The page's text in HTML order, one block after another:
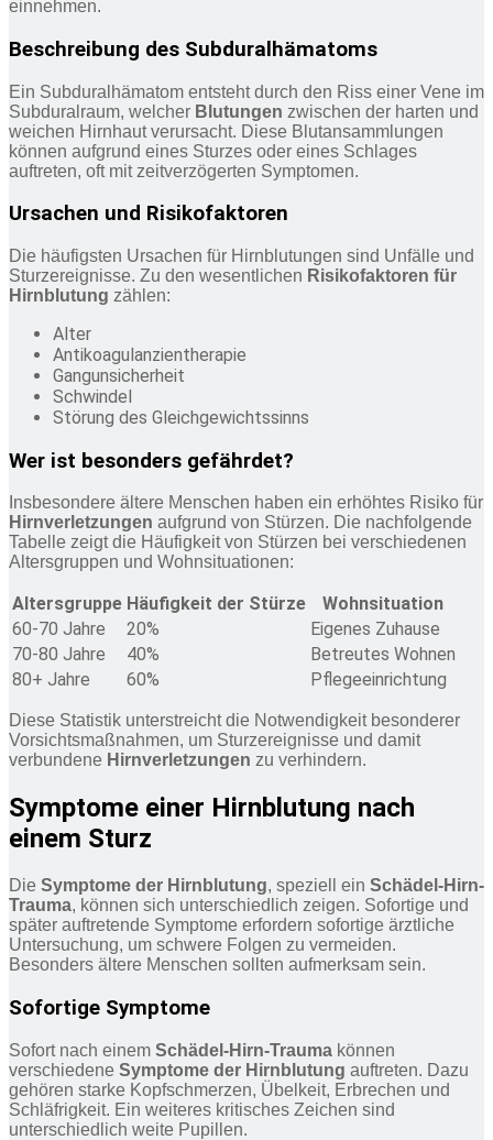
einnehmen.
Beschreibung des Subduralhämatoms
Ein Subduralhämatom entsteht durch den Riss einer Vene im
Subduralraum, welcher Blutungen zwischen der harten und
weichen Hirnhaut verursacht. Diese Blutansammlungen
können aufgrund eines Sturzes oder eines Schlages
auftreten, oft mit zeitverzögerten Symptomen.
Ursachen und Risikofaktoren
Die häufigsten Ursachen für Hirnblutungen sind Unfälle und
Sturzereignisse. Zu den wesentlichen Risikofaktoren für
Hirnblutung zählen:
Alter
Antikoagulanzientherapie
Gangunsicherheit
Schwindel
Störung des Gleichgewichtssinns
Wer ist besonders gefährdet?
Insbesondere ältere Menschen haben ein erhöhtes Risiko für
Hirnverletzungen aufgrund von Stürzen. Die nachfolgende
Tabelle zeigt die Häufigkeit von Stürzen bei verschiedenen
Altersgruppen und Wohnsituationen:
Altersgruppe Häufigkeit der Stürze
Wohnsituation
60-70 Jahre
20%
Eigenes Zuhause
70-80 Jahre
40%
Betreutes Wohnen
80+ Jahre
60% Pflegeeinrichtung
Diese Statistik unterstreicht die Notwendigkeit besonderer
Vorsichtsmaßnahmen, um Sturzereignisse und damit
verbundene Hirnverletzungen zu verhindern.
Symptome einer Hirnblutung nach
einem Sturz
Die Symptome der Hirnblutung, speziell ein Schädel-Hirn-
Trauma, können sich unterschiedlich zeigen. Sofortige und
später auftretende Symptome erfordern sofortige ärztliche
Untersuchung, um schwere Folgen zu vermeiden.
Besonders ältere Menschen sollten aufmerksam sein.
Sofortige Symptome
Sofort nach einem Schädel-Hirn-Trauma können
verschiedene Symptome der Hirnblutung auftreten. Dazu
gehören starke Kopfschmerzen, Übelkeit, Erbrechen und
Schläfrigkeit. Ein weiteres kritisches Zeichen sind
unterschiedlich weite Pupillen.